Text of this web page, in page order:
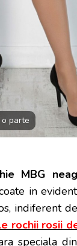
o parte
MBG
in
indiferent
rochii rosii
speciala